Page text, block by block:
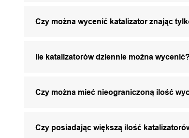
Czy można wycenić katalizator znając
Ile katalizatorów dziennie można wycenić?
Czy można mieć nieograniczoną ilość
Czy posiadając większą ilość